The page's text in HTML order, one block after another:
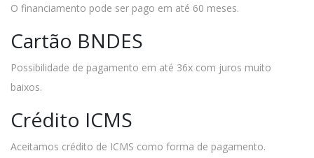
O financiamento pode ser pago em até 60 meses.
Cartão BNDES
Possibilidade de pagamento em até 36x com juros muito
baixos.
Crédito ICMS
Aceitamos crédito de ICMS como forma de pagamento.